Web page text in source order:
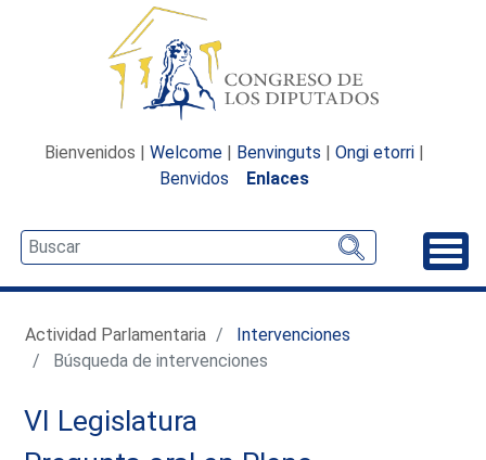
Bienvenidos | Welcome | Benvinguts | Ongi etorri |
Benvidos
Enlaces
Actividad Parlamentaria
Intervenciones
Búsqueda de intervenciones
VI Legislatura